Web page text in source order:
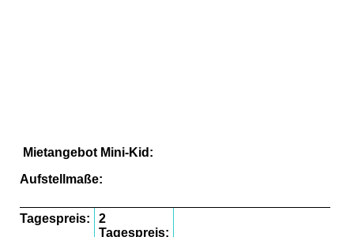
Mietangebot Mini-Kid:
Aufstellmaße:
Tagespreis:
2
Tagespreis: